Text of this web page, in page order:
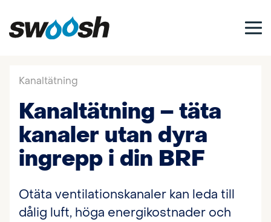
Kanaltätning
Kanaltätning – täta
kanaler utan dyra
ingrepp i din BRF
Otäta ventilationskanaler kan leda till
dålig luft, höga energikostnader och